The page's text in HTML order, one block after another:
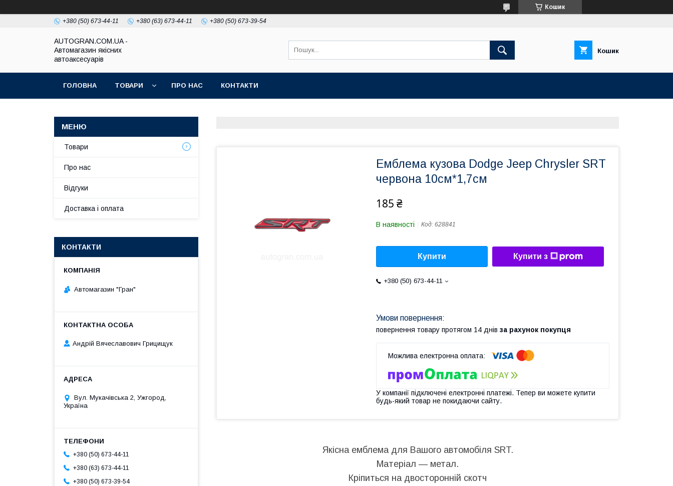
Кошик
+380 (50) 673-44-11 +380 (63) 673-44-11 +380 (50) 673-39-54
AUTOGRAN.COM.UA -
Автомагазин якісних
автоаксесуарів
Кошик
ГОЛОВНА ТОВАРИ ПРО НАС КОНТАКТИ
Емблема кузова Dodge Jeep Chrysler SRT
червона 10см*1,7см
185 ₴
В наявності Код: 628841
Купити Купити з
+380 (50) 673-44-11
повернення товару протягом 14 днів за рахунок покупця
У компанії підключені електронні платежі. Тепер ви можете купити
будь-який товар не покидаючи сайту.
Якісна емблема для Вашого автомобіля SRT.
Матеріал — метал.
Кріпиться на двосторонній скотч
Товари
Про нас
Відгуки
Доставка і оплата
КОНТАКТИ
Автомагазин "Гран"
Андрій Вячеславович Грицищук
Вул. Мукачівська 2, Ужгород,
Україна
+380 (50) 673-44-11
+380 (63) 673-44-11
+380 (50) 673-39-54